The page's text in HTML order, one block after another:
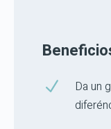
N
Da un